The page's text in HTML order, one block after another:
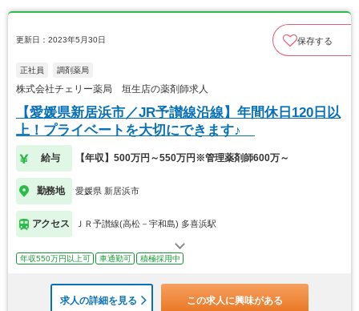
更新日：2023年5月30日 保存する
正社員 調剤薬局
株式会社チェリー薬局 垣生店の薬剤師求人
【愛媛県新居浜市／JR予讃線沿線】年間休日120日以
上！プライベートを大切にできます♪
給与 【年収】500万円～550万円※管理薬剤師600万～
勤務地 愛媛県 新居浜市
アクセス ＪＲ予讃線(高松－宇和島) 多喜浜駅
年収550万円以上可 車通勤可 積極採用中
求人の詳細を見る この求人に興味がある